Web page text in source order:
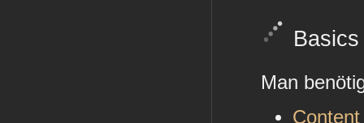
Basics
Man